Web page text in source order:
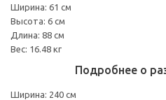
Ширина: 61 см
Высота: 6 см
Длина: 88 см
Вес: 16.48 кг
Подробнее о
Ширина: 240 см